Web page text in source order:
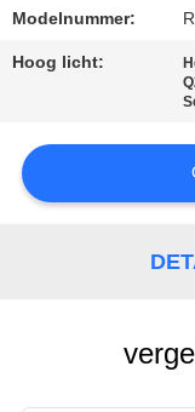
ONS
NIEUWS
SITEMAP
Modelnummer:
Hoog licht: